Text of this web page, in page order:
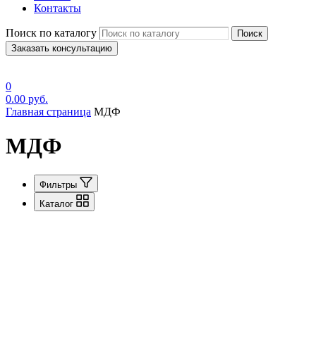
Контакты
Поиск по каталогу
Поиск
Заказать консультацию
0
0.00 руб.
Главная страница МДФ
МДФ
Фильтры
Каталог